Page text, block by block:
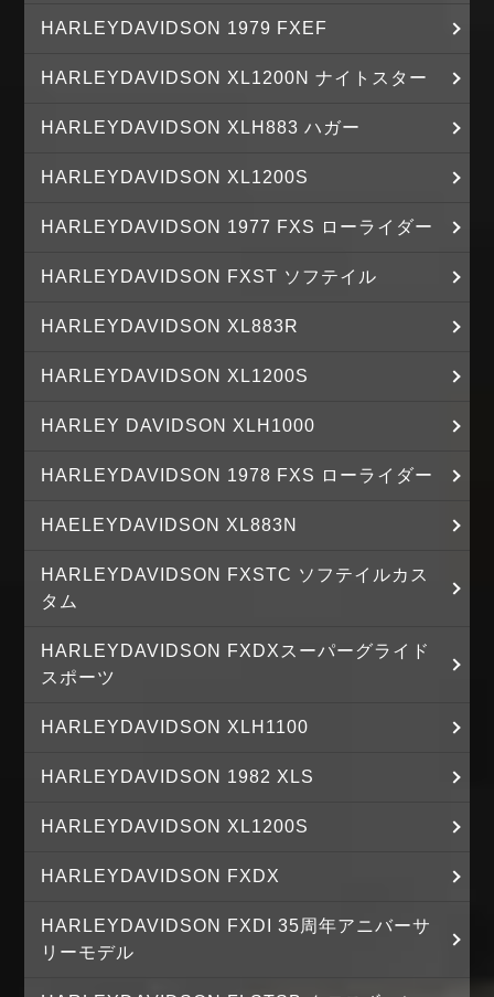
HARLEYDAVIDSON 1979 FXEF
HARLEYDAVIDSON XL1200N ナイトスター
HARLEYDAVIDSON XLH883 ハガー
HARLEYDAVIDSON XL1200S
HARLEYDAVIDSON 1977 FXS ローライダー
HARLEYDAVIDSON FXST ソフテイル
HARLEYDAVIDSON XL883R
HARLEYDAVIDSON XL1200S
HARLEY DAVIDSON XLH1000
HARLEYDAVIDSON 1978 FXS ローライダー
HAELEYDAVIDSON XL883N
HARLEYDAVIDSON FXSTC ソフテイルカス
タム
HARLEYDAVIDSON FXDXスーパーグライド
スポーツ
HARLEYDAVIDSON XLH1100
HARLEYDAVIDSON 1982 XLS
HARLEYDAVIDSON XL1200S
HARLEYDAVIDSON FXDX
HARLEYDAVIDSON FXDI 35周年アニバーサ
リーモデル